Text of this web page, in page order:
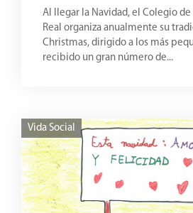
Al llegar la Navidad, el Colegio
Real organiza anualmente su
Christmas, dirigido a los más
recibido un gran número de...
Vida Social